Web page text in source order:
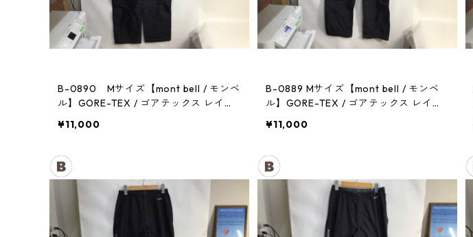
B-0890 Mサイズ【mont bell / モンベ
ル】GORE-TEX / ゴアテックス レイン
¥11,000
B-0889 Mサイズ【mont bell / モンベ
ル】GORE-TEX / ゴアテックス レイン
¥11,000